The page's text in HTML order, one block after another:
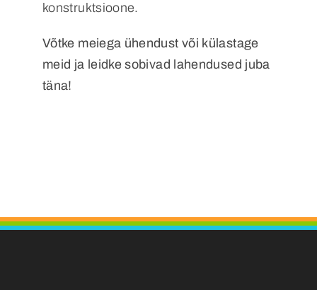
konstruktsioone.
Võtke meiega ühendust või külastage
meid ja leidke sobivad lahendused juba
täna!